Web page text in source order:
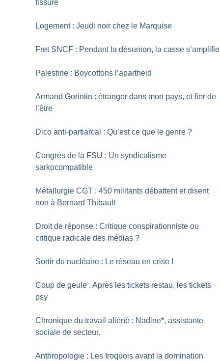
fissure
Logement : Jeudi noir chez le Marquise
Fret SNCF : Pendant la désunion, la casse s’amplifie
Palestine : Boycottons l’apartheid
Armand Gorintin : étranger dans mon pays, et fier de
l’être
Dico anti-partiarcal : Qu’est ce que le genre ?
Congrès de la FSU : Un syndicalisme
sarkocompatible
Métallurgie CGT : 450 militants débattent et disent
non à Bernard Thibault
Droit de réponse : Critique conspirationniste ou
critique radicale des médias ?
Sortir du nucléaire : Le réseau en crise !
Coup de geule : Après les tickets restau, les tickets
psy
Chronique du travail aliéné : Nadine*, assistante
sociale de secteur.
Anthropologie : Les Iroquois avant la domination